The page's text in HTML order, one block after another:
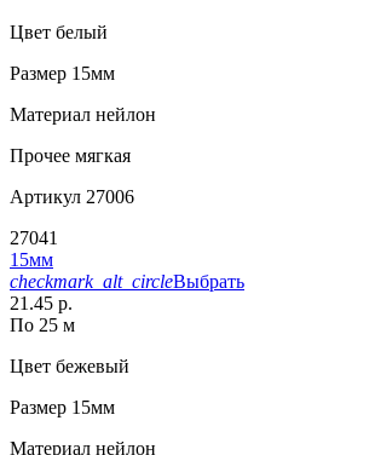
Цвет белый
Размер 15мм
Материал нейлон
Прочее мягкая
Артикул 27006
27041
15мм
checkmark_alt_circleВыбрать
21.45 р.
По 25 м
Цвет бежевый
Размер 15мм
Материал нейлон